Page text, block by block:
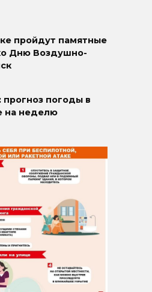
пройдут памятные
Дню Воздушно-
погоды в
на неделю